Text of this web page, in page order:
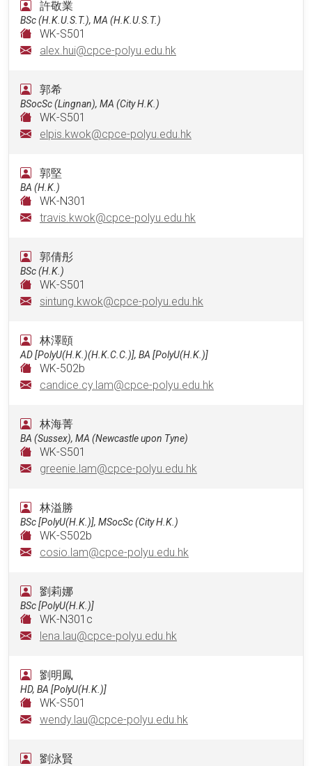
許敬業
BSc (H.K.U.S.T.), MA (H.K.U.S.T.)
WK-S501
alex.hui@cpce-polyu.edu.hk
郭希
BSocSc (Lingnan), MA (City H.K.)
WK-S501
elpis.kwok@cpce-polyu.edu.hk
郭堅
BA (H.K.)
WK-N301
travis.kwok@cpce-polyu.edu.hk
郭倩彤
BSc (H.K.)
WK-S501
sintung.kwok@cpce-polyu.edu.hk
林澤頤
AD [PolyU(H.K.)(H.K.C.C.)], BA [PolyU(H.K.)]
WK-502b
candice.cy.lam@cpce-polyu.edu.hk
林海菁
BA (Sussex), MA (Newcastle upon Tyne)
WK-S501
greenie.lam@cpce-polyu.edu.hk
林溢勝
BSc [PolyU(H.K.)], MSocSc (City H.K.)
WK-S502b
cosio.lam@cpce-polyu.edu.hk
劉莉娜
BSc [PolyU(H.K.)]
WK-N301c
lena.lau@cpce-polyu.edu.hk
劉明鳳
HD, BA [PolyU(H.K.)]
WK-S501
wendy.lau@cpce-polyu.edu.hk
劉泳賢